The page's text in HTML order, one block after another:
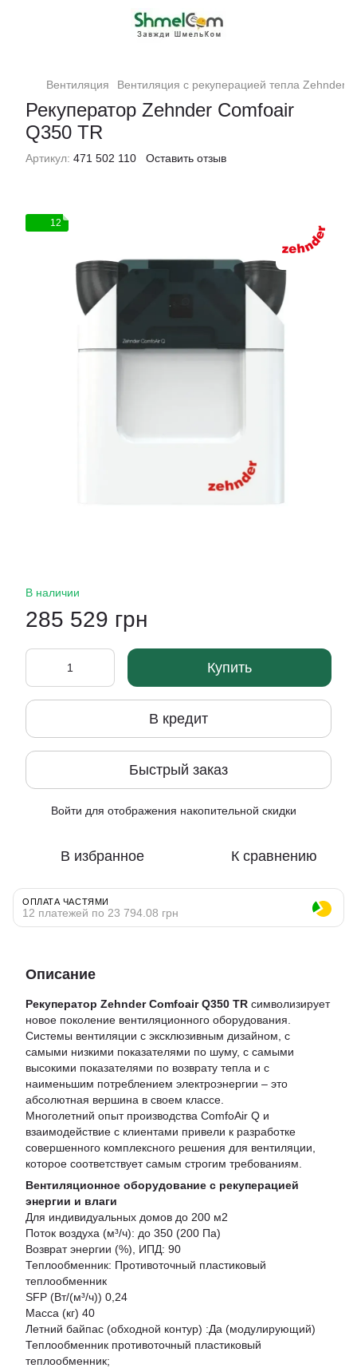
Вентиляция Вентиляция с рекуперацией тепла Zehnder
Рекуператор Zehnder Comfoair
Q350 TR
Артикул: 471 502 110 Оставить отзыв
12
В наличии
285 529 грн
Купить
В кредит
Быстрый заказ
Войти для отображения накопительной скидки
В избранное К сравнению
ОПЛАТА ЧАСТЯМИ
12 платежей по 23 794.08 грн
Описание
Рекуператор Zehnder Comfoair Q350 TR символизирует
новое поколение вентиляционного оборудования.
Системы вентиляции с эксклюзивным дизайном, с
самыми низкими показателями по шуму, с самыми
высокими показателями по возврату тепла и с
наименьшим потреблением электроэнергии – это
абсолютная вершина в своем классе.
Многолетний опыт производства ComfoAir Q и
взаимодействие с клиентами привели к разработке
совершенного комплексного решения для вентиляции,
которое соответствует самым строгим требованиям.
Вентиляционное оборудование с рекуперацией
энергии и влаги
Для индивидуальных домов до 200 м2
Поток воздуха (м³/ч): до 350 (200 Па)
Возврат энергии (%), ИПД: 90
Теплообменник: Противоточный пластиковый
теплообменник
SFP (Вт/(м³/ч)) 0,24
Масса (кг) 40
Летний байпас (обходной контур) :Да (модулирующий)
Теплообменник противоточный пластиковый
теплообменник;